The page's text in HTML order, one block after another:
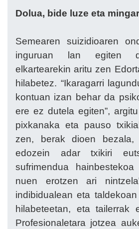
Dolua, bide luze eta
Semearen suizidioaren
inguruan lan egiten
elkartearekin aritu zen
hilabetez. “Ikaragarri
kontuan izan behar da
ere ez dutela egiten”,
pixkanaka eta pauso
zen, berak dioen bezala,
edozein adar txikiri
sufrimendua
nuen erotzen ari
indibidualean eta
hilabeteetan, eta tailerrak
Profesionaletara jotzea